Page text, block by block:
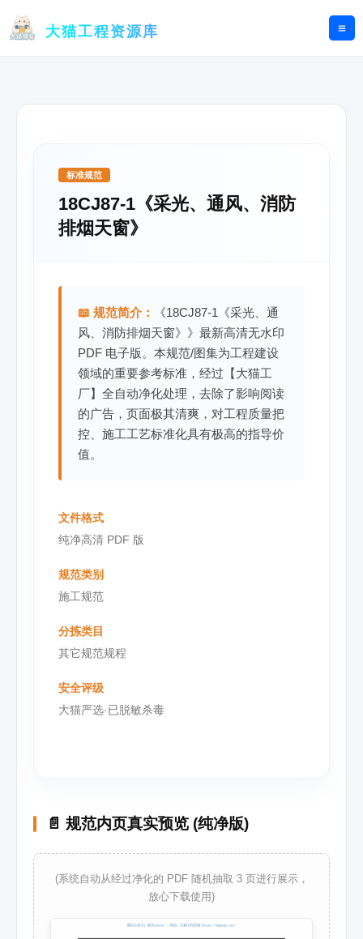
大猫工程资源库
标准规范
18CJ87-1《采光、通风、消防
排烟天窗》
📖 规范简介：
《18CJ87-1《采光、通
风、消防排烟天窗》》最新高清无水印
PDF 电子版。本规范/图集为工程建设
领域的重要参考标准，经过【大猫工
厂】全自动净化处理，去除了影响阅读
的广告，页面极其清爽，对工程质量把
控、施工工艺标准化具有极高的指导价
值。
文件格式
纯净高清 PDF 版
规范类别
施工规范
分拣类目
其它规范规程
安全评级
大猫严选·已脱敏杀毒
📄 规范内页真实预览 (纯净版)
(系统自动从经过净化的 PDF 随机抽取 3 页进行展示，
放心下载使用)